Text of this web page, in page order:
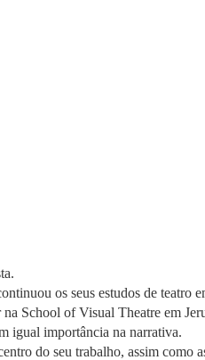
os seus estudos de teatro
School of Visual Theatre em
igual importância na narrativa.
do seu trabalho, assim como